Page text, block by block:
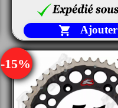
 Ajouter
-15%